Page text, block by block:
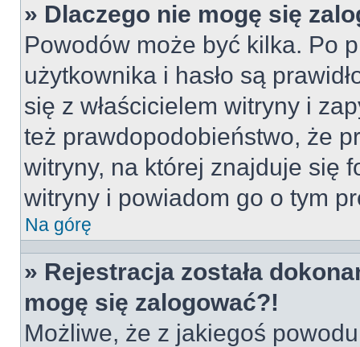
» Dlaczego nie mogę się
Powodów może być kilka. Po
użytkownika i hasło są
się z właścicielem witryny i
też prawdopodobieństwo, że
witryny, na której znajduje się
witryny i powiadom go o tym
Na górę
» Rejestracja została
mogę się zalogować?!
Możliwe, że z jakiegoś